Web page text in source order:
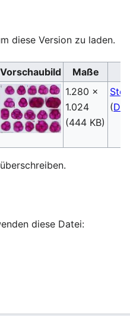
diese Version zu laden.
Vorschaubild
Maße
1.280 ×
1.024
(444 KB)
(
diese Datei: